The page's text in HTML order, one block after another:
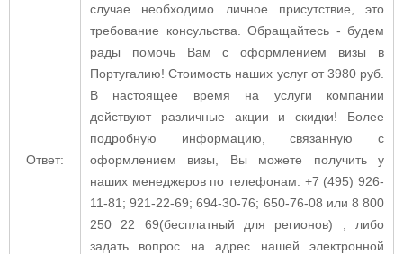
Ответ:
случае необходимо личное присутствие, это
требование консульства. Обращайтесь - будем
рады помочь Вам с оформлением визы в
Португалию! Стоимость наших услуг от 3980 руб.
В настоящее время на услуги компании
действуют различные акции и скидки! Более
подробную информацию, связанную с
оформлением визы, Вы можете получить у
наших менеджеров по телефонам: +7 (495) 926-
11-81; 921-22-69; 694-30-76; 650-76-08 или 8 800
250 22 69(бесплатный для регионов) , либо
задать вопрос на адрес нашей электронной